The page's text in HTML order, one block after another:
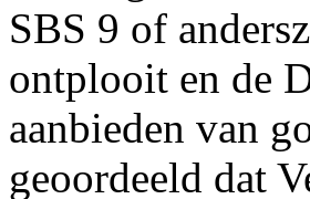
SBS 9 of
ontplooit en de
aanbieden van
geoordeeld dat